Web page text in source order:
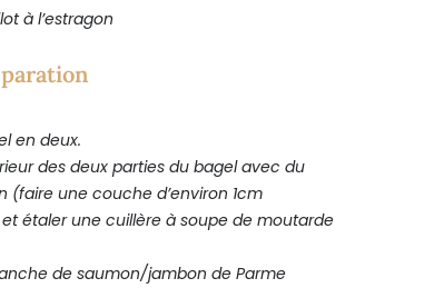
à l’estragon
en deux.
des deux parties du bagel avec du
(faire une couche d’environ 1cm
et étaler une cuillère à soupe de moutarde
de saumon/jambon de Parme